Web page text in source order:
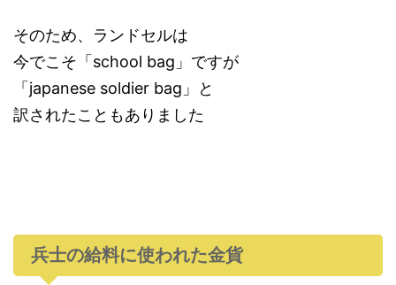
そのため、ランドセルは
今でこそ「school bag」ですが
「japanese soldier bag」と
訳されたこともありました
兵士の給料に使われた金貨